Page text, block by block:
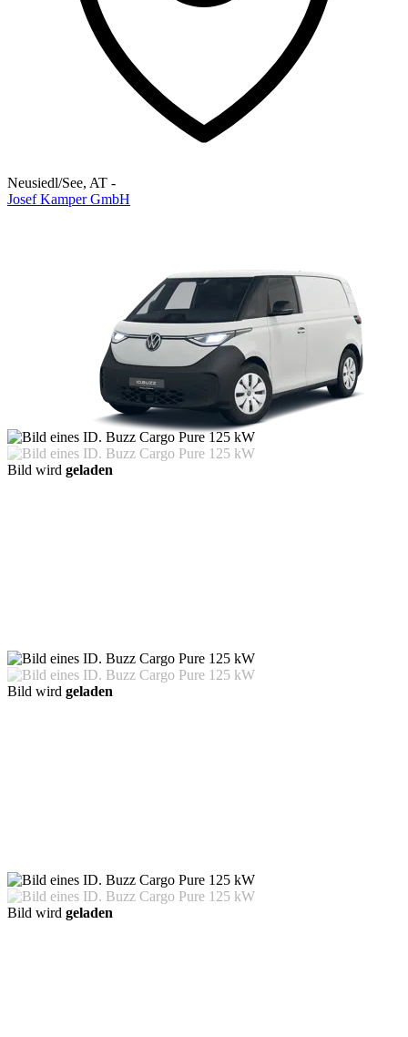
Neusiedl/See, AT -
Josef Kamper GmbH
Bild wird geladen
Bild wird geladen
Bild wird geladen